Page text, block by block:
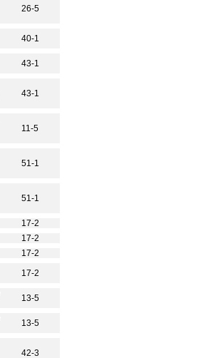
26-5
40-1
43-1
43-1
11-5
51-1
51-1
17-2
17-2
17-2
17-2
13-5
13-5
42-3